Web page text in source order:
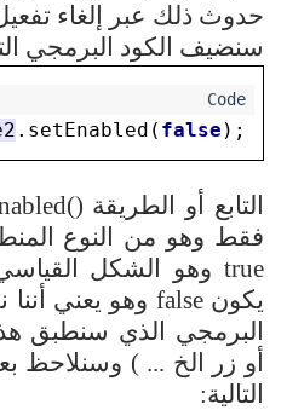
حدوث ذلك عبر إلغاء
سنضيف الكود البرمجي
.setEnabled( false );
التابع أو الطريقة
فقط وهو من النوع
trueوهو الشكل
يكونfalse وهو يعني أننا
البرمجي الذي سنطبق
أو زر الخ ... ) وسنلاحظ
التالية: